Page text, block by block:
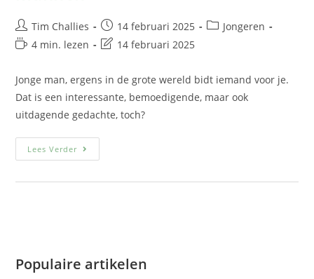
Tim Challies 14 februari 2025
Jongeren
4 min. lezen
14 februari 2025
Jonge man, ergens in de grote wereld bidt iemand voor je.
Dat is een interessante, bemoedigende, maar ook
uitdagende gedachte, toch?
Lees Verder
Populaire artikelen